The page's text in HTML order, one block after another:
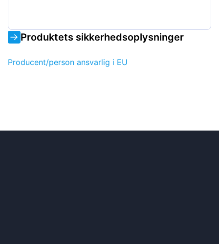
Produktets sikkerhedsoplysninger
Producent/person ansvarlig i EU